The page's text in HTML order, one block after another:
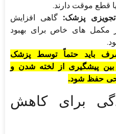
قطع موقت دارند.
پزشک: گاهی افزایش
مکمل های خاص برای بهبود
باید حتماً توسط پزشک
پیشگیری از لخته شدن و
حفظ شود.
برای کاهش